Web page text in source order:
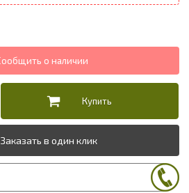
Заказать в один клик